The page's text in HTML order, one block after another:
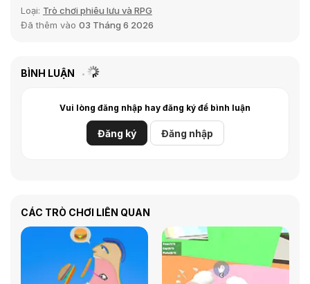
Loại: Trò chơi phiêu lưu và RPG
Đã thêm vào 03 Tháng 6 2026
BÌNH LUẬN
Vui lòng đăng nhập hay đăng ký để bình luận
Đăng ký Đăng nhập
CÁC TRÒ CHƠI LIÊN QUAN